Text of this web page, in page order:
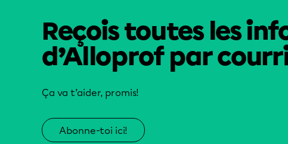
Reçois toutes les
d’Alloprof par
Ça va t’aider, promis!
Abonne-toi ici!